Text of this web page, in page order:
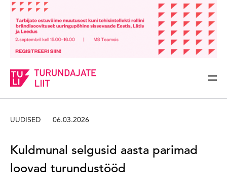
Sisesta märksõna
UUDISED 06.03.2026
Kuldmunal selgusid aasta parimad
loovad turundustööd